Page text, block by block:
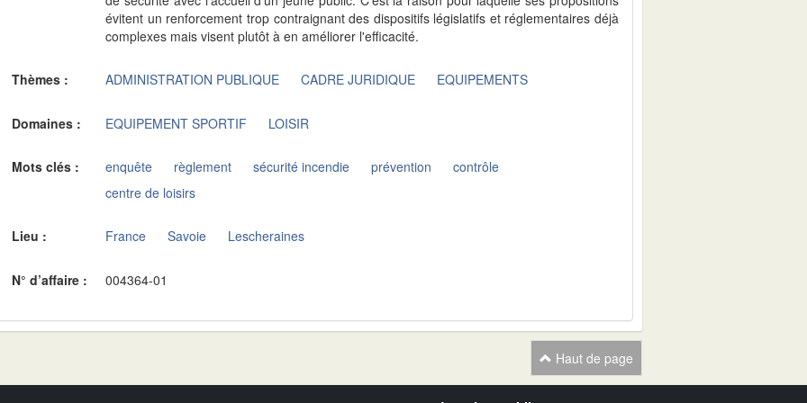
évitent un renforcement trop contraignant des dispositifs législatifs et réglementaires déjà
complexes mais visent plutôt à en améliorer l'efficacité.
Thèmes : ADMINISTRATION PUBLIQUE CADRE JURIDIQUE EQUIPEMENTS
Domaines : EQUIPEMENT SPORTIF LOISIR
Mots clés : enquête règlement sécurité incendie prévention
contrôle
centre de loisirs
Lieu : France Savoie Lescheraines
N° d’affaire : 004364-01
Haut de page